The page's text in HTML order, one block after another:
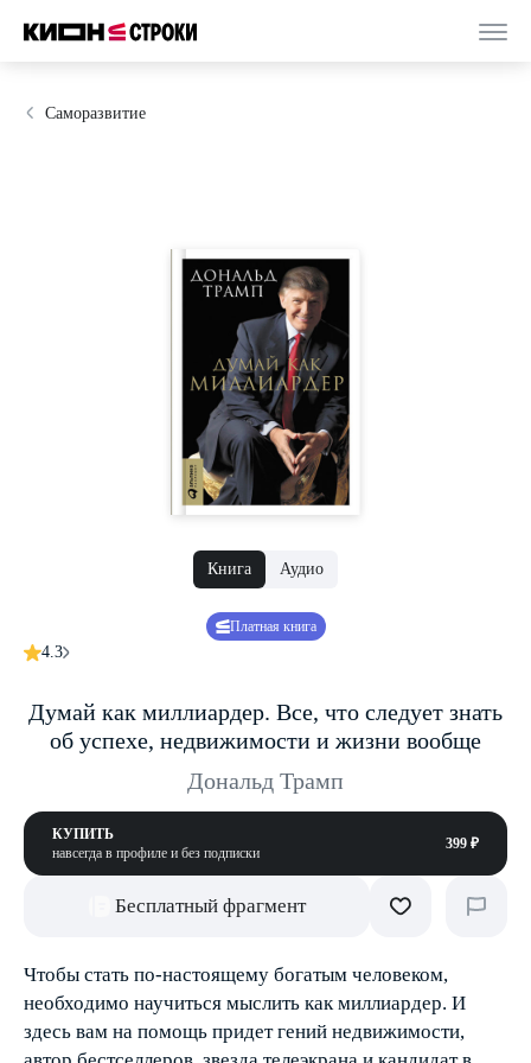
Саморазвитие
Книга Аудио
Платная книга
4.3
Думай как миллиардер. Все, что следует знать
об успехе, недвижимости и жизни вообще
Дональд Трамп
КУПИТЬ
навсегда в профиле и без подписки
399 ₽
Бесплатный фрагмент
Чтобы стать по-настоящему богатым человеком,
необходимо научиться мыслить как миллиардер. И
здесь вам на помощь придет гений недвижимости,